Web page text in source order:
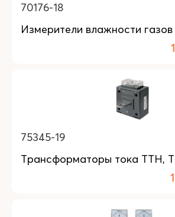
70176-18
Измерители влажности
75345-19
Трансформаторы тока ТТН,